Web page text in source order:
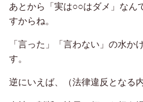
あとから「実は○○はダメ」なん
すからね。
「言った」「言わない」の水か
す。
逆にいえば、（法律違反となる